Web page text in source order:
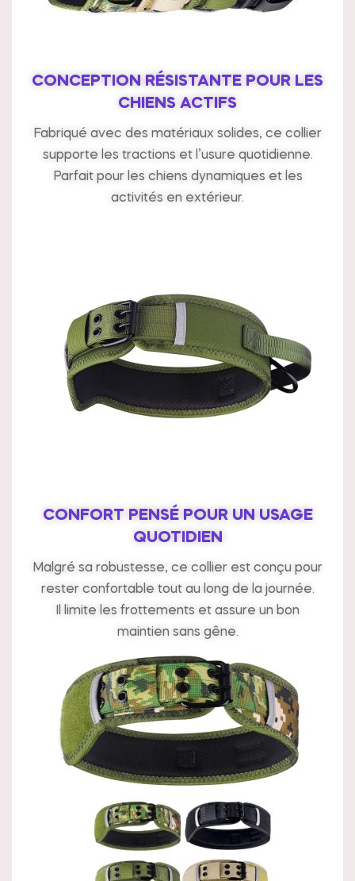
CONCEPTION RÉSISTANTE POUR LES
CHIENS ACTIFS
Fabriqué avec des matériaux solides, ce collier
supporte les tractions et l’usure quotidienne.
Parfait pour les chiens dynamiques et les
activités en extérieur.
CONFORT PENSÉ POUR UN USAGE
QUOTIDIEN
Malgré sa robustesse, ce collier est conçu pour
rester confortable tout au long de la journée.
Il limite les frottements et assure un bon
maintien sans gêne.